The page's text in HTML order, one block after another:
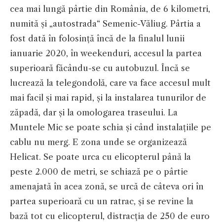
cea mai lungă pârtie din România, de 6 kilometri,
numită și „autostrada“ Semenic-Văliug. Pârtia a
fost dată în folosință încă de la finalul lunii
ianuarie 2020, în weekenduri, accesul la partea
superioară făcându-se cu autobuzul. Încă se
lucrează la telegondolă, care va face accesul mult
mai facil și mai rapid, și la instalarea tunurilor de
zăpadă, dar și la omologarea traseului. La
Muntele Mic se poate schia și când instalațiile pe
cablu nu merg. E zona unde se organizează
Helicat. Se poate urca cu elicopterul până la
peste 2.000 de metri, se schiază pe o pârtie
amenajată în acea zonă, se urcă de câteva ori în
partea superioară cu un ratrac, și se revine la
bază tot cu elicopterul, distracția de 250 de euro